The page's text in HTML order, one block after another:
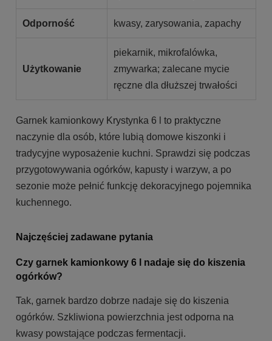
Odporność kwasy, zarysowania, zapachy
Użytkowanie
piekarnik, mikrofalówka,
zmywarka; zalecane mycie
ręczne dla dłuższej trwałości
Garnek kamionkowy Krystynka 6 l to praktyczne
naczynie dla osób, które lubią domowe kiszonki i
tradycyjne wyposażenie kuchni. Sprawdzi się podczas
przygotowywania ogórków, kapusty i warzyw, a po
sezonie może pełnić funkcję dekoracyjnego pojemnika
kuchennego.
Najczęściej zadawane pytania
Czy garnek kamionkowy 6 l nadaje się do kiszenia
ogórków?
Tak, garnek bardzo dobrze nadaje się do kiszenia
ogórków. Szkliwiona powierzchnia jest odporna na
kwasy powstające podczas fermentacji.